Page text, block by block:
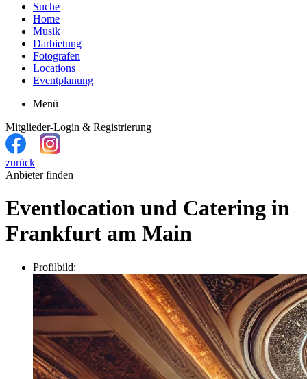
Suche
Home
Musik
Darbietung
Fotografen
Locations
Eventplanung
Menü
Mitglieder-Login & Registrierung
zurück
Anbieter finden
Eventlocation und Catering in
Frankfurt am Main
Profilbild: